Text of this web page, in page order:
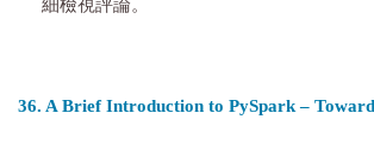
細檢視評論。
36. A Brief Introduction to PySpark –